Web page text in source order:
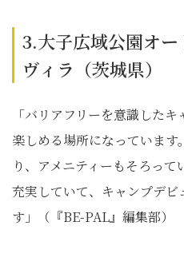
3.大子広域公園オ
ヴィラ（茨城県）
「バリアフリーを意識した
楽しめる場所になっていま
り、アメニティーもそろっ
充実していて、キャンプデ
す」（『BE-PAL』編集部）